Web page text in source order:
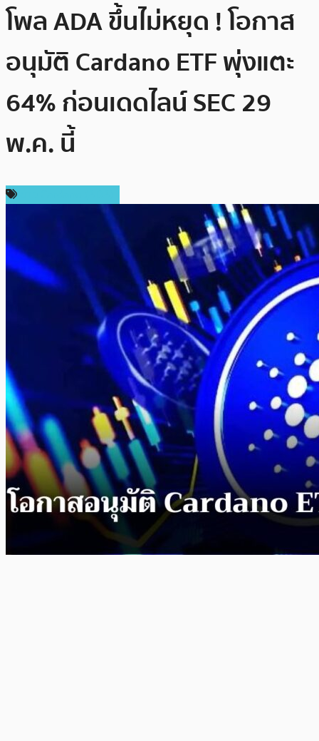
โพล ADA ขึ้นไม่หยุด ! โอกาส
อนุมัติ Cardano ETF พุ่งแตะ
64% ก่อนเดดไลน์ SEC 29
พ.ค. นี้